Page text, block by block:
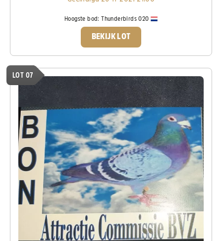
Hoogste bod:Thunderbirds 020
BEKIJK LOT
LOT 07